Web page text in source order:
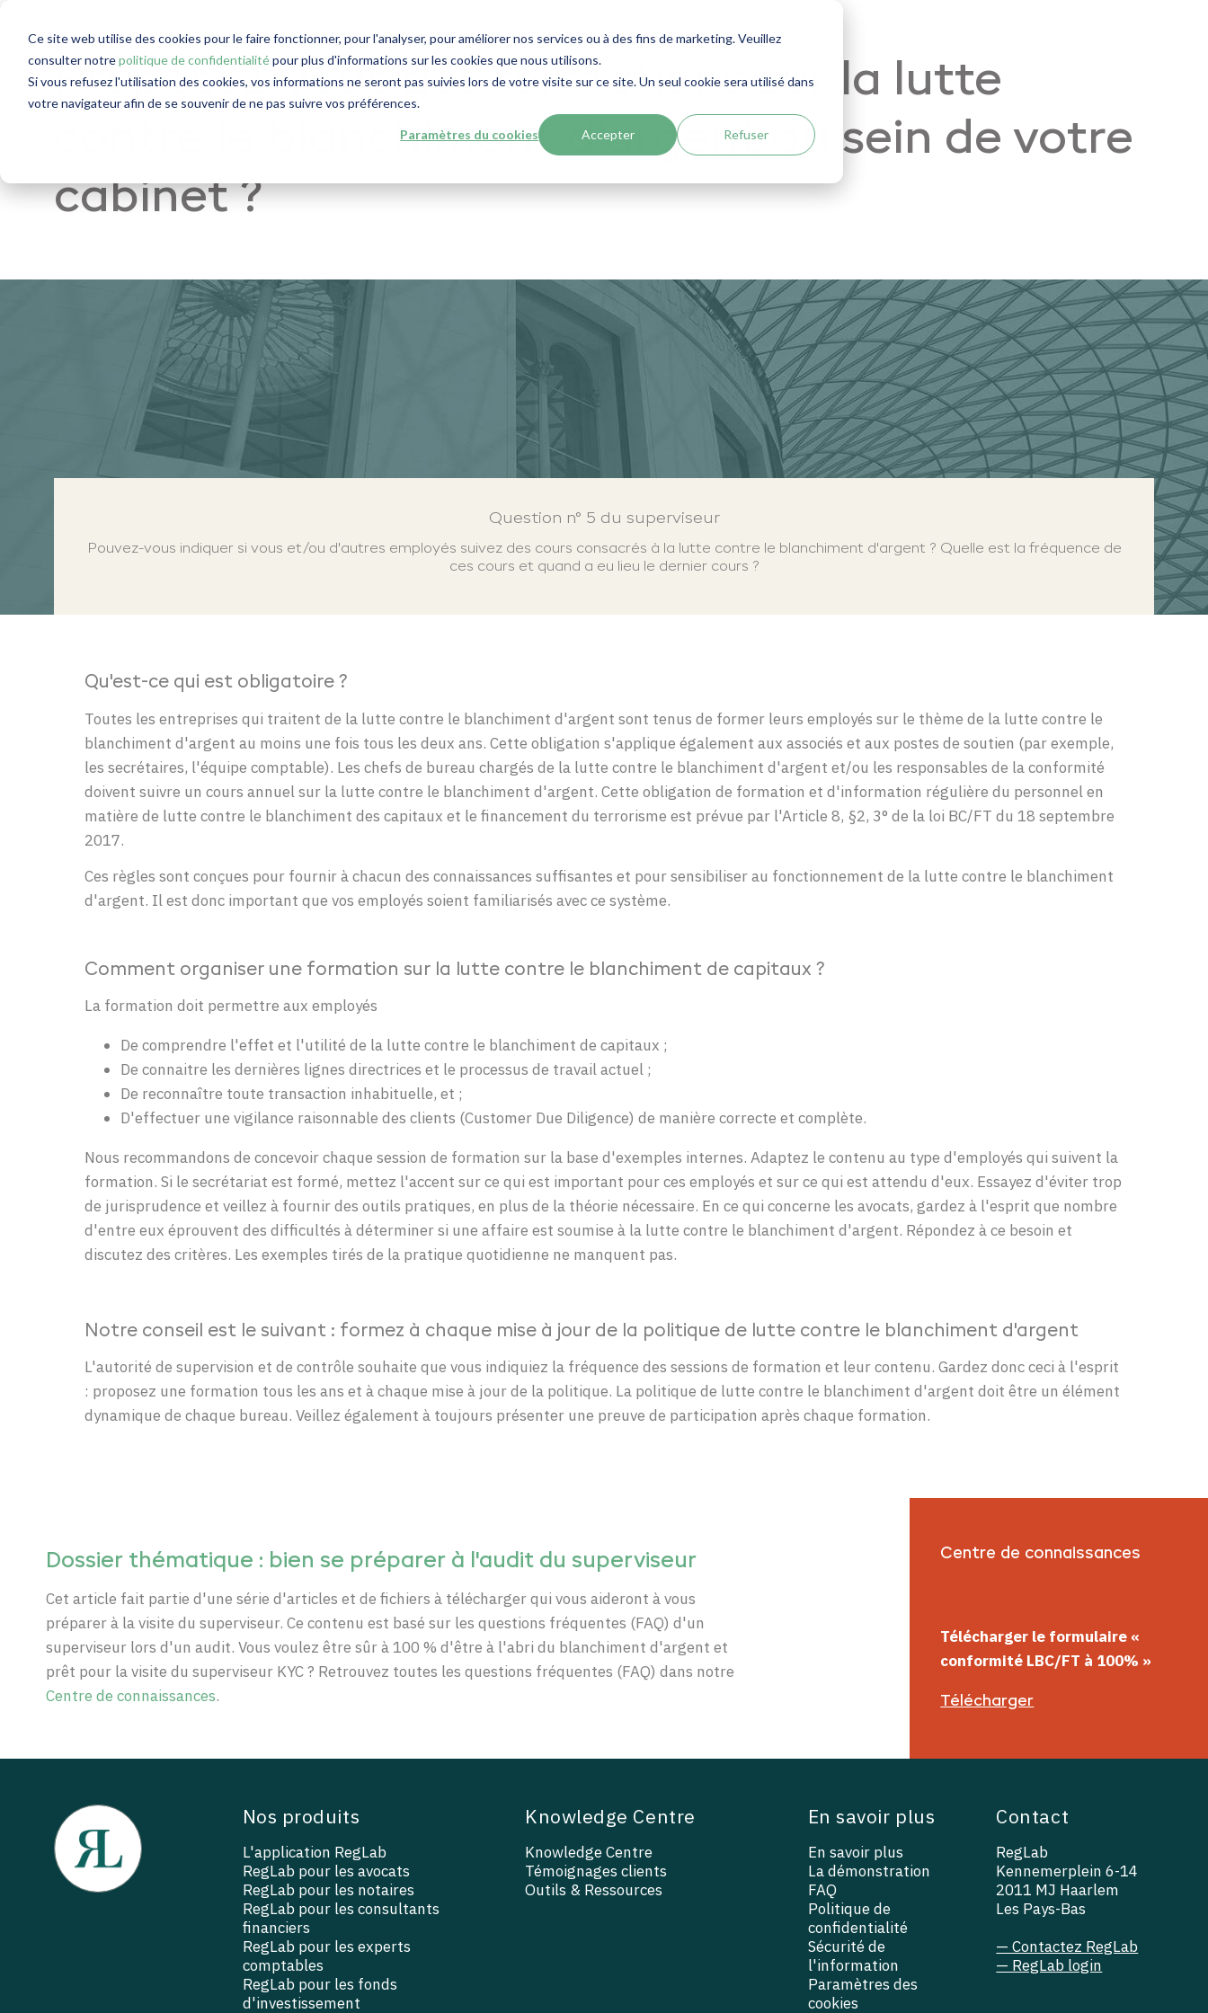
Ce site web utilise des cookies pour le faire fonctionner, pour l'analyser, pour améliorer nos services ou à des fins de marketing. Veuillez
consulter notrepolitique de confidentialitépour plus d'informations sur les cookies que nous utilisons.
Si vous refusez l'utilisation des cookies, vos informations ne seront pas suivies lors de votre visite sur ce site. Un seul cookie sera utilisé dans
votre navigateur afin de se souvenir de ne pas suivre vos préférences.
Paramètres du cookies Accepter Refuser
Proposez-vous des formations sur la lutte
contre le blanchiment d'argent au sein de votre
cabinet ?
Question n° 5 du superviseur
Pouvez-vous indiquer si vous et/ou d'autres employés suivez des cours consacrés à la lutte contre le blanchiment d'argent ? Quelle est la fréquence de
ces cours et quand a eu lieu le dernier cours ?
Qu'est-ce qui est obligatoire ?
Toutes les entreprises qui traitent de la lutte contre le blanchiment d'argent sont tenus de former leurs employés sur le thème de la lutte contre le
blanchiment d'argent au moins une fois tous les deux ans. Cette obligation s'applique également aux associés et aux postes de soutien (par exemple,
les secrétaires, l'équipe comptable). Les chefs de bureau chargés de la lutte contre le blanchiment d'argent et/ou les responsables de la conformité
doivent suivre un cours annuel sur la lutte contre le blanchiment d'argent. Cette obligation de formation et d'information régulière du personnel en
matière de lutte contre le blanchiment des capitaux et le financement du terrorisme est prévue par l'Article 8, §2, 3° de la loi BC/FT du 18 septembre
2017.
Ces règles sont conçues pour fournir à chacun des connaissances suffisantes et pour sensibiliser au fonctionnement de la lutte contre le blanchiment
d'argent. Il est donc important que vos employés soient familiarisés avec ce système.
Comment organiser une formation sur la lutte contre le blanchiment de capitaux ?
La formation doit permettre aux employés
De comprendre l'effet et l'utilité de la lutte contre le blanchiment de capitaux ;
De connaitre les dernières lignes directrices et le processus de travail actuel ;
De reconnaître toute transaction inhabituelle, et ;
D'effectuer une vigilance raisonnable des clients (Customer Due Diligence) de manière correcte et complète.
Nous recommandons de concevoirchaque session de formation sur la base d'exemples internes. Adaptez le contenu au type d'employés qui suivent la
formation. Si le secrétariat est formé, mettez l'accent surce qui est important pour ces employés et surce qui est attendu d'eux. Essayez d'éviter trop
de jurisprudence et veillez à fournirdes outils pratiques, en plus de la théorie nécessaire. En ce qui concerne les avocats, gardez à l'esprit que nombre
d'entre eux éprouvent des difficultés àdéterminersi une affaire est soumise à la lutte contre le blanchiment d'argent. Répondez àce besoin et
discutez des critères. Les exemples tirés de la pratique quotidienne ne manquent pas.
Notre conseil est le suivant : formez à chaque mise à jour de la politique de lutte contre le blanchiment d'argent
L'autorité de supervision et de contrôle souhaite que vous indiquiez la fréquence des sessions de formation et leurcontenu. Gardez doncceci à l'esprit
: proposez une formation tous les ans et àchaque mise à jour de la politique. La politique de lutte contre le blanchiment d'argent doit être un élément
dynamique de chaque bureau. Veillez également à toujours présenter une preuve de participation après chaque formation.
Dossier thématique : bien se préparer à l'audit du superviseur
Cet article fait partie d'une série d'articles et de fichiers à télécharger qui vous aideront à vous
préparer à la visite du superviseur. Ce contenu est basé sur les questions fréquentes (FAQ) d'un
superviseur lors d'un audit. Vous voulez être sûr à 100 % d'être à l'abri du blanchiment d'argent et
prêt pour la visite du superviseur KYC ? Retrouvez toutes les questions fréquentes (FAQ) dans notre
Centre de connaissances.
Centre de connaissances
Télécharger le formulaire «
conformité LBC/FT à 100% »
Télécharger
Nos produits
L'application RegLab
RegLab pour les avocats
RegLab pour les notaires
RegLab pour les consultants
financiers
RegLab pour les experts
comptables
RegLab pour les fonds
d'investissement
Knowledge Centre
Knowledge Centre
Témoignages clients
Outils & Ressources
En savoir plus
En savoir plus
La démonstration
FAQ
Politique de
confidentialité
Sécurité de
l'information
Paramètres des
cookies
Contact
RegLab
Kennemerplein 6-14
2011 MJ Haarlem
Les Pays-Bas
— Contactez RegLab
— RegLab login